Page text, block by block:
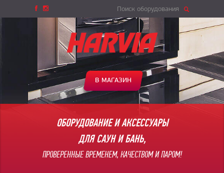
Поиск оборудования
В МАГАЗИН
ОБОРУДОВАНИЕ И АКСЕССУАРЫ
ДЛЯ САУН И БАНЬ,
ПРОВЕРЕННЫЕ ВРЕМЕНЕМ, КАЧЕСТВОМ И ПАРОМ!